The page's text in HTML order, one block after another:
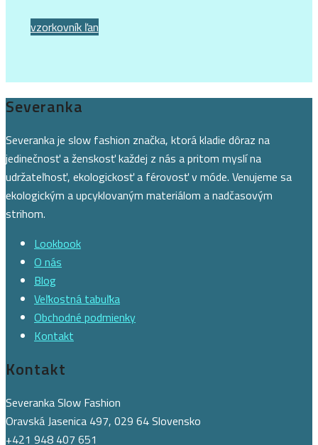
vzorkovník ľan
Severanka
Severanka je slow fashion značka, ktorá kladie dôraz na
jedinečnosť a ženskosť každej z nás a pritom myslí na
udržateľnosť, ekologickosť a férovosť v móde. Venujeme sa
ekologickým a upcyklovaným materiálom a nadčasovým
strihom.
Lookbook
O nás
Blog
Veľkostná tabuľka
Obchodné podmienky
Kontakt
Kontakt
Severanka Slow Fashion
Oravská Jasenica 497, 029 64 Slovensko
+421 948 407 651